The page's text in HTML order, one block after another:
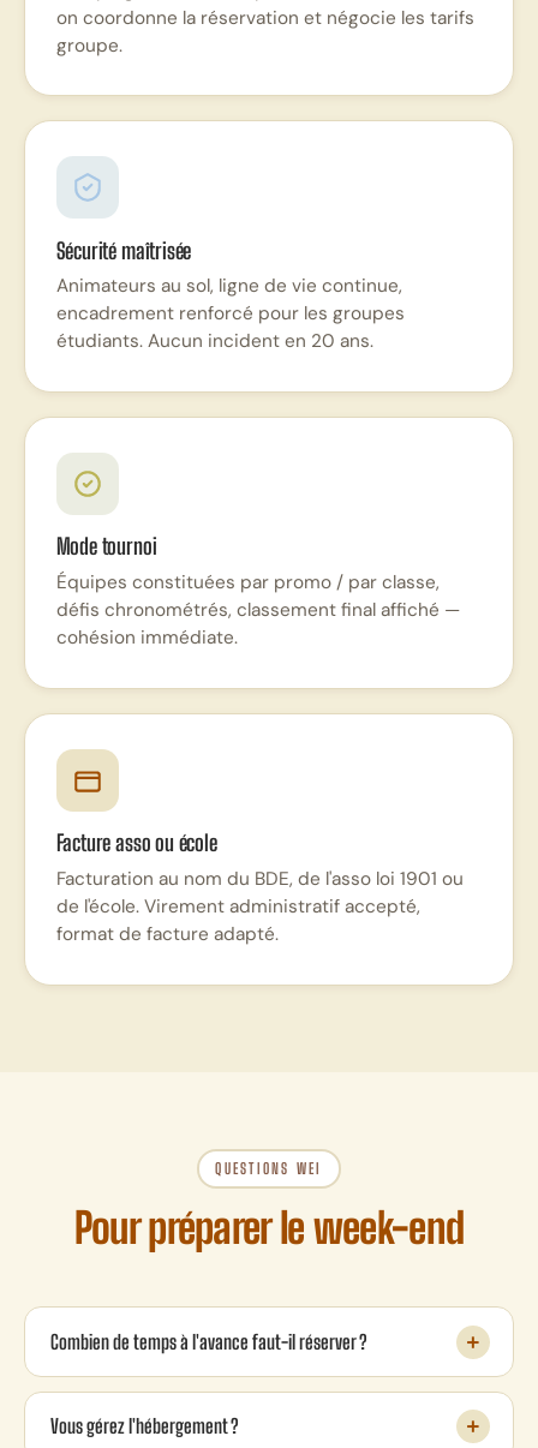
on coordonne la réservation et négocie les tarifs
groupe.
Sécurité maîtrisée
Animateurs au sol, ligne de vie continue,
encadrement renforcé pour les groupes
étudiants. Aucun incident en 20 ans.
Mode tournoi
Équipes constituées par promo / par classe,
défis chronométrés, classement final affiché —
cohésion immédiate.
Facture asso ou école
Facturation au nom du BDE, de l'asso loi 1901 ou
de l'école. Virement administratif accepté,
format de facture adapté.
QUESTIONS WEI
Pour préparer le week-end
Combien de temps à l'avance faut-il réserver ?
Vous gérez l'hébergement ?